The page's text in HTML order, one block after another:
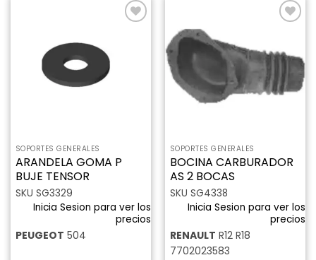
SOPORTES GENERALES
ARANDELA GOMA P
BUJE TENSOR
SKU SG3329
Inicia Sesion para ver los
precios
PEUGEOT 504
lista de
deseos
SOPORTES GENERALES
BOCINA CARBURADOR
AS 2 BOCAS
SKU SG4338
Inicia Sesion para ver los
precios
RENAULT R12 R18
7702023583